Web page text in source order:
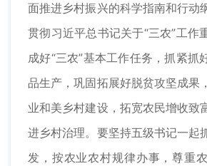
面推进乡村振兴的科学指南和行动
贯彻习近平总书记关于“三农”工作
成好“三农”基本工作任务，抓紧抓
品生产，巩固拓展好脱贫攻坚成果
业和美乡村建设，拓宽农民增收致
进乡村治理。要坚持五级书记一起
发，按农业农村规律办事，尊重